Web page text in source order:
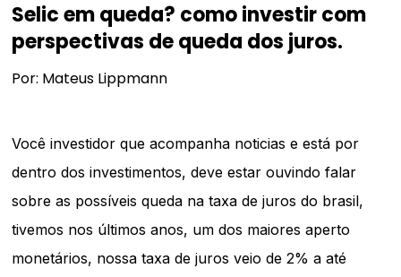
Selic em queda? como investir com
perspectivas de queda dos juros.
Por: Mateus Lippmann
Você investidor que acompanha noticias e está por
dentro dos investimentos, deve estar ouvindo falar
sobre as possíveis queda na taxa de juros do brasil,
tivemos nos últimos anos, um dos maiores aperto
monetários, nossa taxa de juros veio de 2% a até